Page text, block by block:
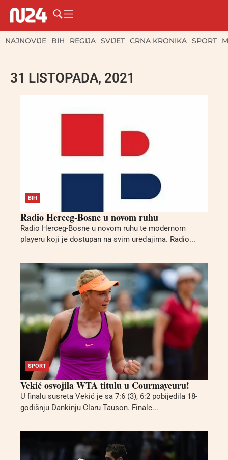
NAJNOVIJE BIH REGIJA SVIJET CRNA KRONIKA SPORT
31 LISTOPADA, 2021
BIH
Radio Herceg-Bosne u novom ruhu
Radio Herceg-Bosne u novom ruhu te modernom
playeru koji je dostupan na svim uređajima. Radio...
SPORT
Vekić osvojila WTA titulu u Courmayeuru!
U finalu susreta Vekić je sa 7:6 (3), 6:2 pobijedila 18-
godišnju Dankinju Claru Tauson. Finale...